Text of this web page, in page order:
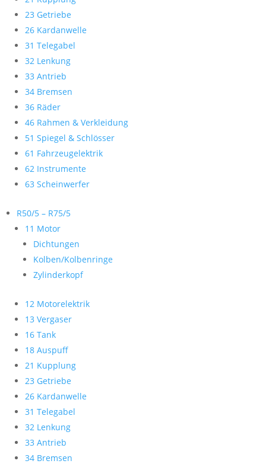
23 Getriebe
26 Kardanwelle
31 Telegabel
32 Lenkung
33 Antrieb
34 Bremsen
36 Räder
46 Rahmen & Verkleidung
51 Spiegel & Schlösser
61 Fahrzeugelektrik
62 Instrumente
63 Scheinwerfer
R50/5 – R75/5
11 Motor
Dichtungen
Kolben/Kolbenringe
Zylinderkopf
12 Motorelektrik
13 Vergaser
16 Tank
18 Auspuff
21 Kupplung
23 Getriebe
26 Kardanwelle
31 Telegabel
32 Lenkung
33 Antrieb
34 Bremsen